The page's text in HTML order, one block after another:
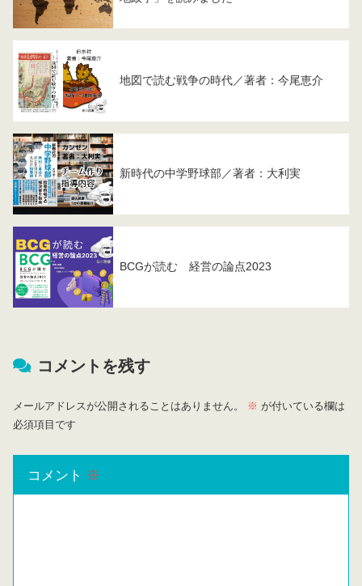
地図で読む戦争の時代／著者：今尾恵介
新時代の中学野球部／著者：大利実
BCGが読む 経営の論点2023
コメントを残す
メールアドレスが公開されることはありません。 ※ が付いている欄は
必須項目です
コメント ※